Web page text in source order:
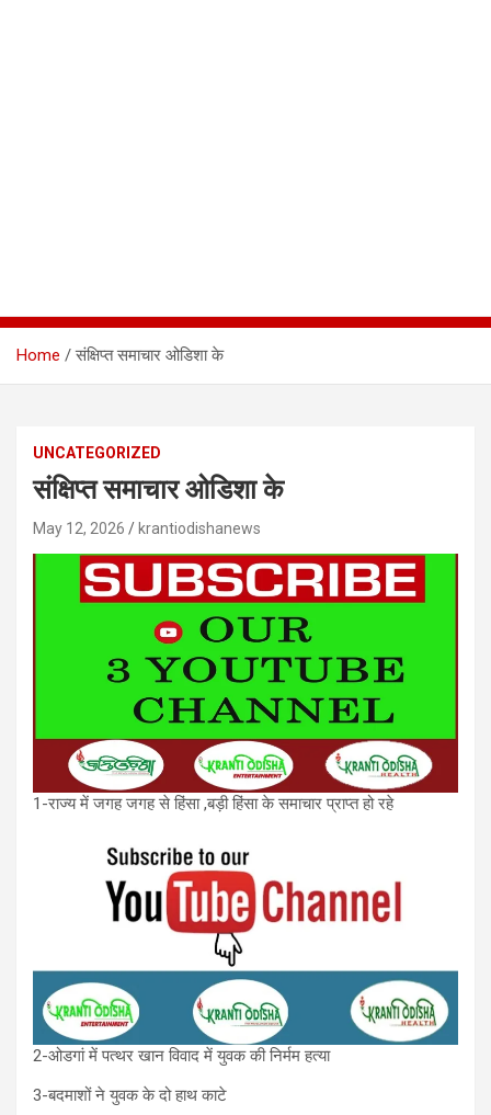
Home संक्षिप्त समाचार ओडिशा के
UNCATEGORIZED
संक्षिप्त समाचार ओडिशा के
May 12, 2026 krantiodishanews
1-राज्य में जगह जगह से हिंसा ,बड़ी हिंसा के समाचार प्राप्त हो रहे
2-ओडगां में पत्थर खान विवाद में युवक की निर्मम हत्या
3-बदमाशों ने युवक के दो हाथ काटे